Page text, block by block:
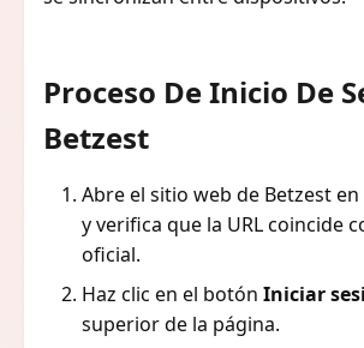
Proceso De Inicio De
Betzest
Abre el sitio web de Betzest
y verifica que la URL coincide
oficial.
Haz clic en el botón Iniciar
superior de la página.